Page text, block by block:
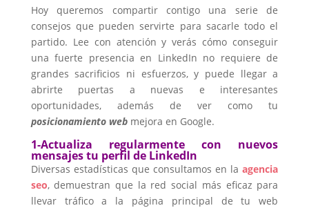
Hoy queremos compartir contigo una serie de
consejos que pueden servirte para sacarle todo el
partido. Lee con atención y verás cómo conseguir
una fuerte presencia en LinkedIn no requiere de
grandes sacrificios ni esfuerzos, y puede llegar a
abrirte puertas a nuevas e interesantes
oportunidades, además de ver como tu
posicionamiento webmejora en Google.
1-Actualiza regularmente con nuevos
mensajes tu perfil de LinkedIn
Diversas estadísticas que consultamos en laagencia
seo, demuestran que la red social más eficaz para
llevar tráfico a la página principal de tu web